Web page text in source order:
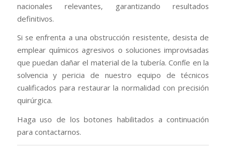
nacionales relevantes, garantizando resultados
definitivos.
Si se enfrenta a una obstrucción resistente, desista de
emplear químicos agresivos o soluciones improvisadas
que puedan dañar el material de la tubería. Confíe en la
solvencia y pericia de nuestro equipo de técnicos
cualificados para restaurar la normalidad con precisión
quirúrgica.
Haga uso de los botones habilitados a continuación
para contactarnos.